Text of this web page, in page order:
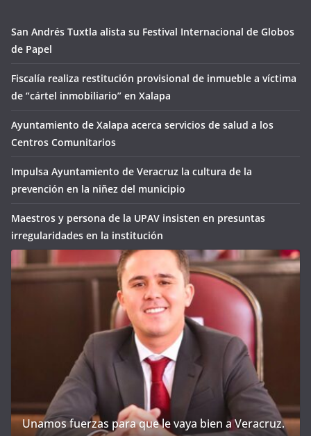
San Andrés Tuxtla alista su Festival Internacional de Globos
de Papel
Fiscalía realiza restitución provisional de inmueble a víctima
de “cártel inmobiliario” en Xalapa
Ayuntamiento de Xalapa acerca servicios de salud a los
Centros Comunitarios
Impulsa Ayuntamiento de Veracruz la cultura de la
prevención en la niñez del municipio
Maestros y persona de la UPAV insisten en presuntas
irregularidades en la institución
Unamos fuerzas para que le vaya bien a Veracruz.